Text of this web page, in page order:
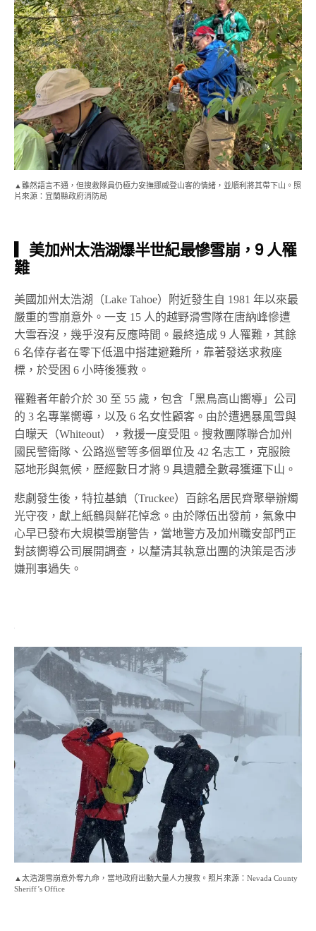
▲雖然語言不通，但搜救隊員仍極力安撫挪威登山客的情緒，並順利將其帶下山。照
片來源：宜蘭縣政府消防局
▎美加州太浩湖爆半世紀最慘雪崩，9 人罹
難
美國加州太浩湖（Lake Tahoe）附近發生自 1981 年以來最
嚴重的雪崩意外。一支 15 人的越野滑雪隊在唐納峰慘遭
大雪吞沒，幾乎沒有反應時間。最終造成 9 人罹難，其餘
6 名倖存者在零下低溫中搭建避難所，靠著發送求救座
標，於受困 6 小時後獲救。
罹難者年齡介於 30 至 55 歲，包含「黑鳥高山嚮導」公司
的 3 名專業嚮導，以及 6 名女性顧客。由於遭遇暴風雪與
白曚天（Whiteout），救援一度受阻。搜救團隊聯合加州
國民警衛隊、公路巡警等多個單位及 42 名志工，克服險
惡地形與氣候，歷經數日才將 9 具遺體全數尋獲運下山。
悲劇發生後，特拉基鎮（Truckee）百餘名居民齊聚舉辦燭
光守夜，獻上紙鶴與鮮花悼念。由於隊伍出發前，氣象中
心早已發布大規模雪崩警告，當地警方及加州職安部門正
對該嚮導公司展開調查，以釐清其執意出團的決策是否涉
嫌刑事過失。
▲太浩湖雪崩意外奪九命，當地政府出動大量人力搜救。照片來源：Nevada County
Sheriff’s Office